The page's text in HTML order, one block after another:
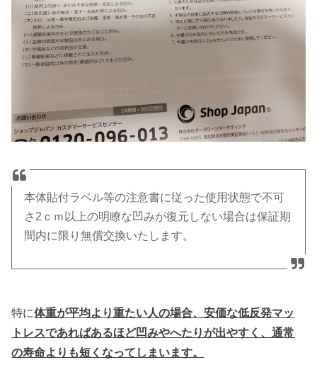
本体貼付ラベル等の注意書に従った使用状態で不可
さ2ｃｍ以上の明瞭な凹みが復元しない場合は保証期
間内に限り無償交換いたします。
特に体重が平均より重たい人の場合、安価な低反発マッ
トレスであればあるほど凹みやへたりが出やすく、通常
の寿命よりも短くなってしまいます。